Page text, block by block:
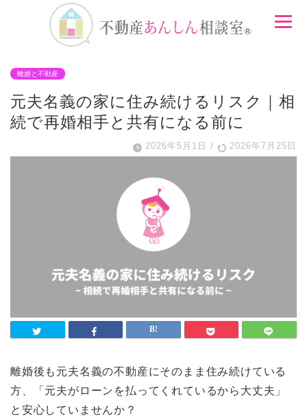
離婚と不動産
元夫名義の家に住み続けるリスク｜相
続で再婚相手と共有になる前に
2026年5月1日 / 2026年7月25日
離婚後も元夫名義の不動産にそのまま住み続けている
方、「元夫がローンを払ってくれているから大丈夫」
と安心していませんか？